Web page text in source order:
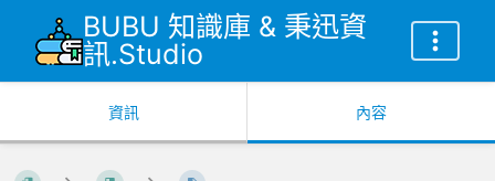
BUBU 知識庫 & 秉迅資
訊.Studio
資訊 內容